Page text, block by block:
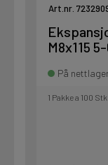
Art.nr.
M8x115
På
1 Pakke a 100 Stk